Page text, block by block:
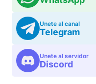
Unete al canal
Telegram
Unete al servidor
Discord